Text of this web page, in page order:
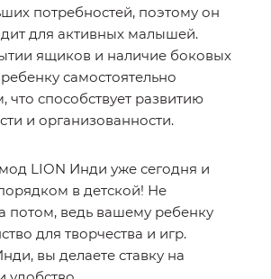
потребностей, поэтому он
для активных малышей.
ящиков и наличие боковых
самостоятельно
что способствует развитию
и организованности.
LION Инди уже сегодня и
в детской! Не
потом, ведь вашему ребенку
для творчества и игр.
вы делаете ставку на